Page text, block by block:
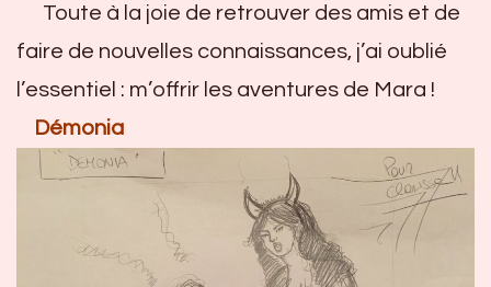
Toute à la joie de retrouver des amis et de
faire de nouvelles connaissances, j’ai oublié
l’essentiel : m’offrir les aventures de Mara !
Démonia